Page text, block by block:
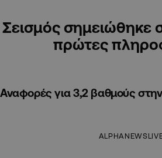
Σεισμός σημειώθηκε
πρώτες
Αναφορές για 3,2 βαθμούς